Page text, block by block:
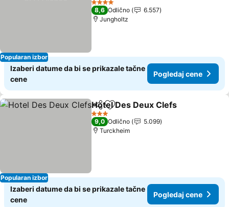
Popularan izbor
4 Zvezdice
8,6 Odlično
6.557
Jungholtz
Izaberi datume da bi se prikazale tačne
cene
Pogledaj cene
Popularan izbor
Deli Dodati u favorite
Hotel Des Deux Clefs
3 Zvezdice
9,0 Odlično
5.099
Turckheim
Izaberi datume da bi se prikazale tačne
cene
Pogledaj cene